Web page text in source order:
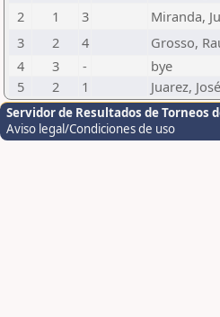
2
1 3 Miranda,
3
2 4 Grosso,
4
3 - bye
5
2 1 Juarez,
Servidor de Resultados de Torneos
Aviso legal/Condiciones de uso